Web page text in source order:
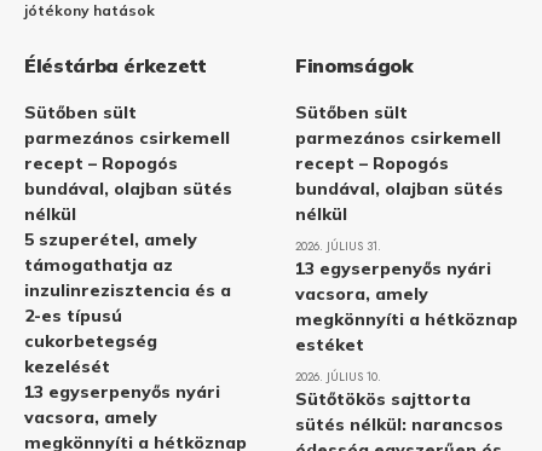
jótékony hatások
Éléstárba érkezett
Sütőben sült
parmezános csirkemell
recept – Ropogós
bundával, olajban sütés
nélkül
5 szuperétel, amely
támogathatja az
inzulinrezisztencia és a
2-es típusú
cukorbetegség
kezelését
13 egyserpenyős nyári
vacsora, amely
megkönnyíti a hétköznap
Finomságok
Sütőben sült
parmezános csirkemell
recept – Ropogós
bundával, olajban sütés
nélkül
2026. JÚLIUS 31.
13 egyserpenyős nyári
vacsora, amely
megkönnyíti a hétköznap
estéket
2026. JÚLIUS 10.
Sütőtökös sajttorta
sütés nélkül: narancsos